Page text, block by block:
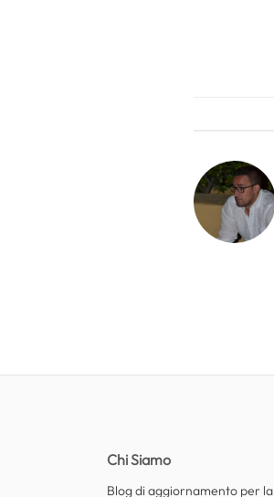
Chi Siamo
Blog di aggiornamento per la